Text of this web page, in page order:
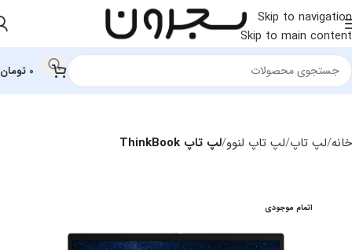
Skip to navigation
Skip to main content
0 تومان
خانه لپ تاپ لپ‌ تاپ لنوو لپ تاپ ThinkBook
اتمام موجودی